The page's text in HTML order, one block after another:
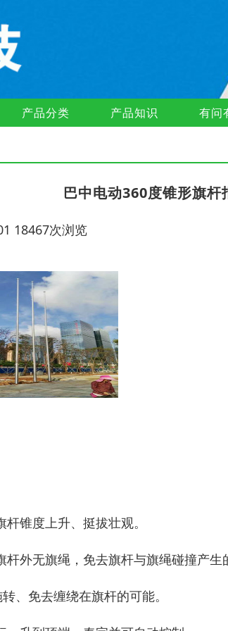
产品分类 产品知识 有问
巴中电动360度锥形旗
18467次浏览
锥度上升、挺拔壮观。
杆外无旗绳，免去旗杆与旗绳碰撞产生
、免去缠绕在旗杆的可能。